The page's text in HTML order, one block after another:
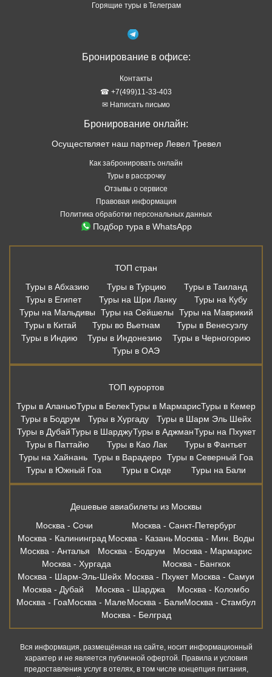
Горящие туры в Телеграм
Бронирование в офисе:
Контакты
☎ +7(499)11-33-403
✉ Написать письмо
Бронирование онлайн:
Осуществляет наш партнер Левел Тревел
Как забронировать онлайн
Туры в рассрочку
Отзывы о сервисе
Правовая информация
Политика обработки персональных данных
Подбор тура в WhatsApp
ТОП стран
Туры в Абхазию
Туры в Турцию
Туры в Таиланд
Туры в Египет
Туры на Шри Ланку
Туры на Кубу
Туры на Мальдивы
Туры на Сейшелы
Туры на Маврикий
Туры в Китай
Туры во Вьетнам
Туры в Венесуэлу
Туры в Индию
Туры в Индонезию
Туры в Черногорию
Туры в ОАЭ
ТОП курортов
Туры в АланьюТуры в БелекТуры в МармарисТуры в Кемер
Туры в Бодрум
Туры в Хургаду
Туры в Шарм Эль Шейх
Туры в ДубайТуры в ШарджуТуры в АджманТуры на Пхукет
Туры в Паттайю
Туры в Као Лак
Туры в Фантьет
Туры на Хайнань Туры в Варадеро Туры в Северный Гоа
Туры в Южный Гоа
Туры в Сиде Туры на Бали
Дешевые авиабилеты из Москвы
Москва - Сочи
Москва - Санкт-Петербург
Москва - Калининград Москва - Казань Москва - Мин. Воды
Москва - Анталья
Москва - Бодрум
Москва - Мармарис
Москва - Хургада
Москва - Бангкок
Москва - Шарм-Эль-Шейх Москва - Пхукет Москва - Самуи
Москва - Дубай
Москва - Шарджа
Москва - Коломбо
Москва - ГоаМосква - МалеМосква - БалиМосква - Стамбул
Москва - Белград
Вся информация, размещённая на сайте, носит информационный
характер и не является публичной офертой. Правила и условия
предоставления услуг в отелях, в том числе концепция питания,